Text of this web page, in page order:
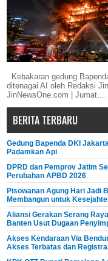
Kebakaran gedung
ditenagai AI oleh Redaksi
JinNewsOne.com | Jumat,...
BERITA TERBARU
Gedung Bapenda DKI
Padamkan Api
DPRD dan Pemprov Jatim
Perubahan APBD 2026
Pisowanan Agung Hari Jadi
Membangun untuk
Aliansi Gerakan Serang
Banten Usut Dugaan
Akses Kendaraan Via
Akses Terbatas dan